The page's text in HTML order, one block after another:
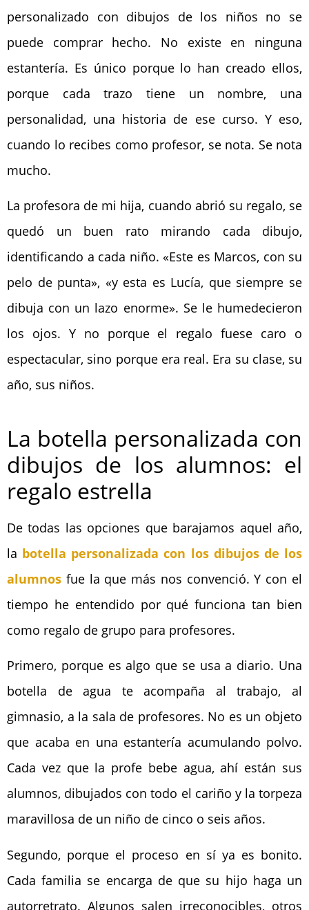
personalizado con dibujos de los niños no se
puede comprar hecho. No existe en ninguna
estantería. Es único porque lo han creado ellos,
porque cada trazo tiene un nombre, una
personalidad, una historia de ese curso. Y eso,
cuando lo recibes como profesor, se nota. Se nota
mucho.
La profesora de mi hija, cuando abrió su regalo, se
quedó un buen rato mirando cada dibujo,
identificando a cada niño. «Este es Marcos, con su
pelo de punta», «y esta es Lucía, que siempre se
dibuja con un lazo enorme». Se le humedecieron
los ojos. Y no porque el regalo fuese caro o
espectacular, sino porque era real. Era su clase, su
año, sus niños.
La botella personalizada con
dibujos de los alumnos: el
regalo estrella
De todas las opciones que barajamos aquel año,
la botella personalizada con los dibujos de los
alumnos fue la que más nos convenció. Y con el
tiempo he entendido por qué funciona tan bien
como regalo de grupo para profesores.
Primero, porque es algo que se usa a diario. Una
botella de agua te acompaña al trabajo, al
gimnasio, a la sala de profesores. No es un objeto
que acaba en una estantería acumulando polvo.
Cada vez que la profe bebe agua, ahí están sus
alumnos, dibujados con todo el cariño y la torpeza
maravillosa de un niño de cinco o seis años.
Segundo, porque el proceso en sí ya es bonito.
Cada familia se encarga de que su hijo haga un
autorretrato. Algunos salen irreconocibles, otros